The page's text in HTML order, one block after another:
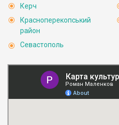
Керч
Красноперекопський
район
Севастополь